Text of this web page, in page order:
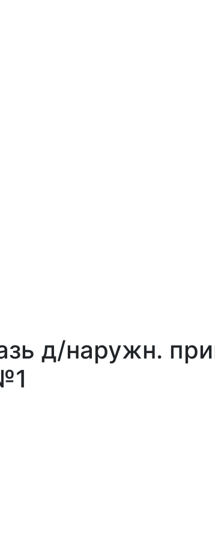
д/наружн.